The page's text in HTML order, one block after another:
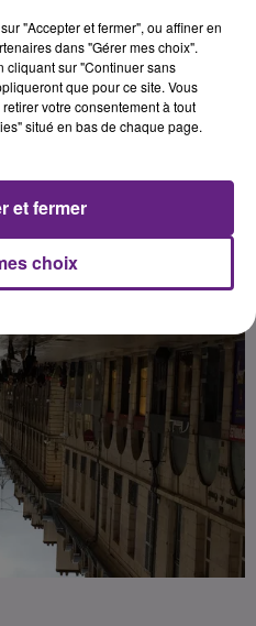
de Dijon. Un
communiqué,
été bafoué.
"Accepter et fermer", ou affiner en
dans "Gérer mes choix".
cliquant sur "Continuer sans
que pour ce site. Vous
votre consentement à tout
situé en bas de chaque page.
choix
et fermer